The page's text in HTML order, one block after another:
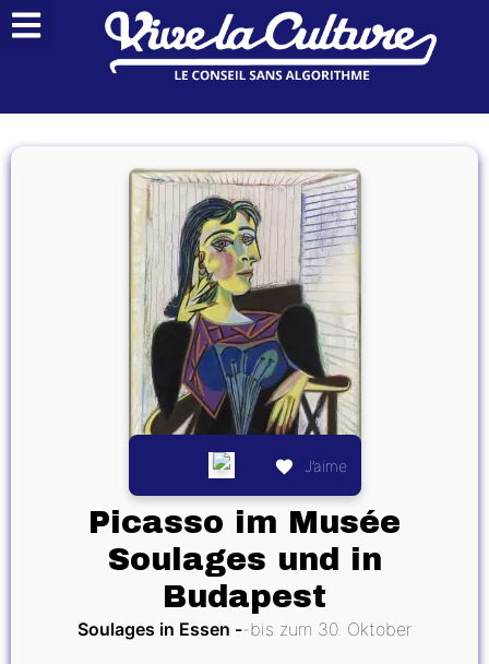
J’aime
Picasso im Musée
Soulages und in
Budapest
Soulages in Essen bis zum 30. Oktober